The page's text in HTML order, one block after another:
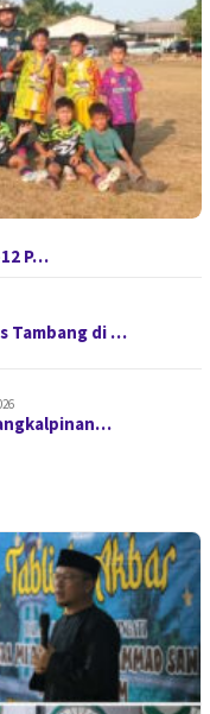
P…
Tambang di …